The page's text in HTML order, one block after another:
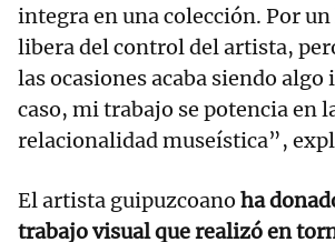
integra en una colección. Por un
libera del control del artista,
las ocasiones acaba siendo algo
caso, mi trabajo se potencia en
relacionalidad museística”,
El artista guipuzcoano ha
trabajo visual que realizó en